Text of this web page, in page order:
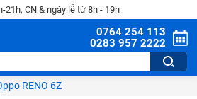
21h, CN & ngày lễ từ 8h - 19h
0764 254 113
0283 957 2222
RENO 6Z